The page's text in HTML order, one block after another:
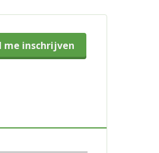
me inschrijven